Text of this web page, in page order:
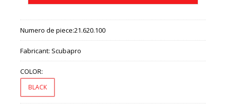
Numero de piece:21.620.100
Fabricant: Scubapro
COLOR:
BLACK